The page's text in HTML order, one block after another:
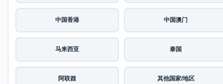
中国香港 中国澳门
马来西亚 泰国
阿联酋 其他国家/地区